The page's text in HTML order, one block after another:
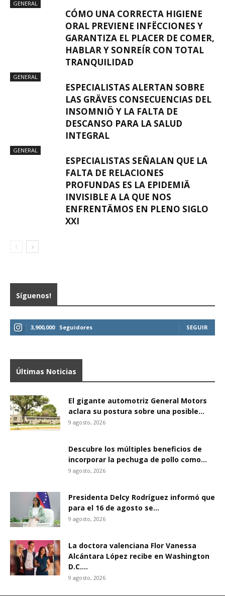
GENERAL
CÓMO UNA CORRECTA HIGIENE
ORAL PREVIENE INFËCCIONES Y
GARANTIZA EL PLACER DE COMER,
HABLAR Y SONREÍR CON TOTAL
TRANQUILIDAD
GENERAL
ESPECIALISTAS ALERTAN SOBRE
LAS GRÄVES CONSECUENCIAS DEL
INSOMNIÖ Y LA FALTA DE
DESCANSO PARA LA SALUD
INTEGRAL
GENERAL
ESPECIALISTAS SEÑALAN QUE LA
FALTA DE RELACIONES
PROFUNDAS ES LA EPIDEMIÄ
INVISIBLE A LA QUE NOS
ENFRENTÄMOS EN PLENO SIGLO
XXI
Síguenos!
3,900,000 Seguidores SEGUIR
Últimas Noticias
El gigante automotriz General Motors
aclara su postura sobre una posible...
9 agosto, 2026
Descubre los múltiples beneficios de
incorporar la pechuga de pollo como...
9 agosto, 2026
Presidenta Delcy Rodríguez informó que
para el 16 de agosto se...
9 agosto, 2026
La doctora valenciana Flor Vanessa
Alcántara López recibe en Washington
D.C....
9 agosto, 2026